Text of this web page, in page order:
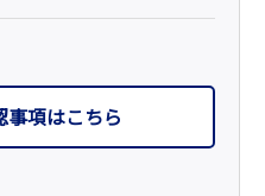
事項はこちら